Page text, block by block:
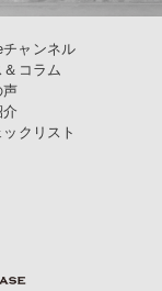
ャンネル
コラム
声
クリスト